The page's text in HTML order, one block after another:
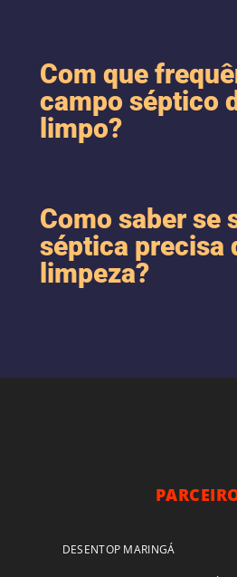
Com que
campo séptico
limpo?
Como saber se
séptica precisa
limpeza?
DESENTOP MARINGÁ